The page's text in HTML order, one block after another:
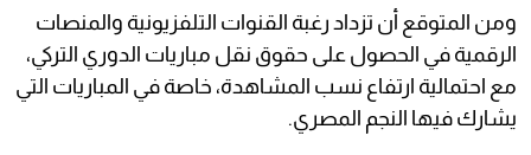
ومن المتوقع أن تزداد رغبة القنوات التلفزيونية والمنصات
الرقمية في الحصول على حقوق نقل مباريات الدوري التركي،
مع احتمالية ارتفاع نسب المشاهدة، خاصة في المباريات التي
يشارك فيها النجم المصري.